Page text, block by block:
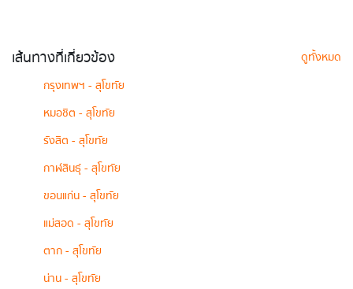
เส้นทางที่เกี่ยวข้อง
ดูทั้งหมด
กรุงเทพฯ - สุโขทัย
หมอชิต - สุโขทัย
รังสิต - สุโขทัย
กาฬสินธุ์ - สุโขทัย
ขอนแก่น - สุโขทัย
แม่สอด - สุโขทัย
ตาก - สุโขทัย
น่าน - สุโขทัย